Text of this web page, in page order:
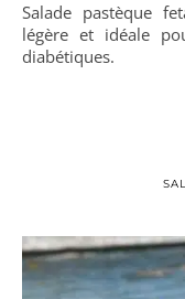
Salade pastèque feta, concombre et menthe : fraîche,
légère et idéale
diabétiques.